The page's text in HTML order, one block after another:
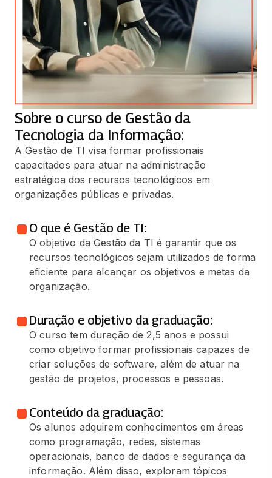
Sobre o curso de Gestão da
Tecnologia da Informação:
A Gestão de TI visa formar profissionais
capacitados para atuar na administração
estratégica dos recursos tecnológicos em
organizações públicas e privadas.
O que é Gestão de TI:
O objetivo da Gestão da TI é garantir que os
recursos tecnológicos sejam utilizados de forma
eficiente para alcançar os objetivos e metas da
organização.
Duração e objetivo da graduação:
O curso tem duração de 2,5 anos e possui
como objetivo formar profissionais capazes de
criar soluções de software, além de atuar na
gestão de projetos, processos e pessoas.
Conteúdo da graduação:
Os alunos adquirem conhecimentos em áreas
como programação, redes, sistemas
operacionais, banco de dados e segurança da
informação. Além disso, exploram tópicos